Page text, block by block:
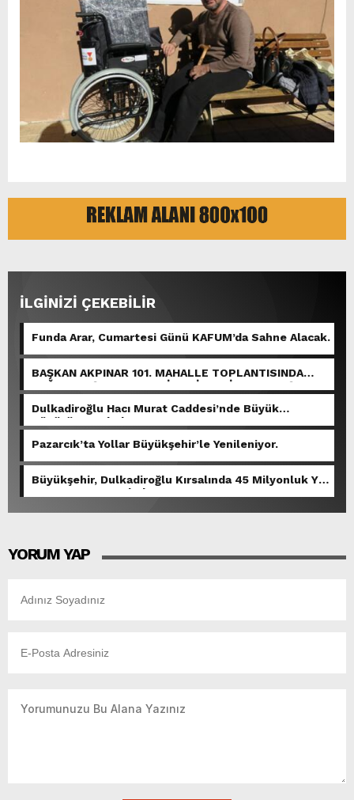
İLGİNİZİ ÇEKEBİLİR
Funda Arar, Cumartesi Günü KAFUM’da Sahne Alacak.
BAŞKAN AKPINAR 101. MAHALLE TOPLANTISINDA
BAĞLARBAŞI MAHALLESİ SAKİNLERİYLE BULUŞTU.
Dulkadiroğlu Hacı Murat Caddesi’nde Büyük
Dönüşüm Başladı.
Pazarcık’ta Yollar Büyükşehir’le Yenileniyor.
Büyükşehir, Dulkadiroğlu Kırsalında 45 Milyonluk Yol
Yatırımını Tamamladı.
YORUM YAP